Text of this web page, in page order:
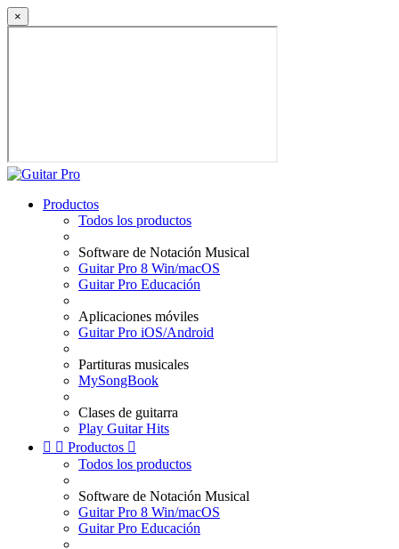
×
Productos
Todos los productos
Software de Notación Musical
Guitar Pro 8 Win/macOS
Guitar Pro Educación
Aplicaciones móviles
Guitar Pro iOS/Android
Partituras musicales
MySongBook
Clases de guitarra
Play Guitar Hits
  Productos 
Todos los productos
Software de Notación Musical
Guitar Pro 8 Win/macOS
Guitar Pro Educación